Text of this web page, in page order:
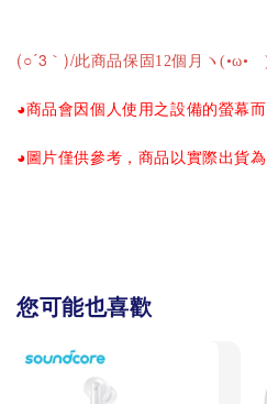
(○´3｀)/此商品保固12個月ヽ(•ω•ゞ
◕商品會因個人使用之設備的螢幕而
◕圖片僅供參考，商品以實際出貨為
您可能也喜歡